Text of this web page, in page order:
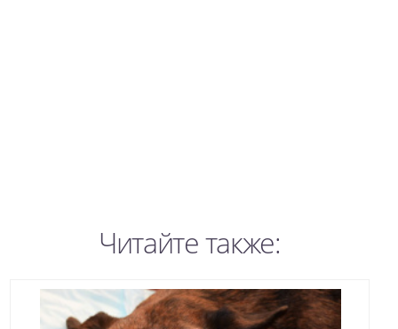
Читайте также: